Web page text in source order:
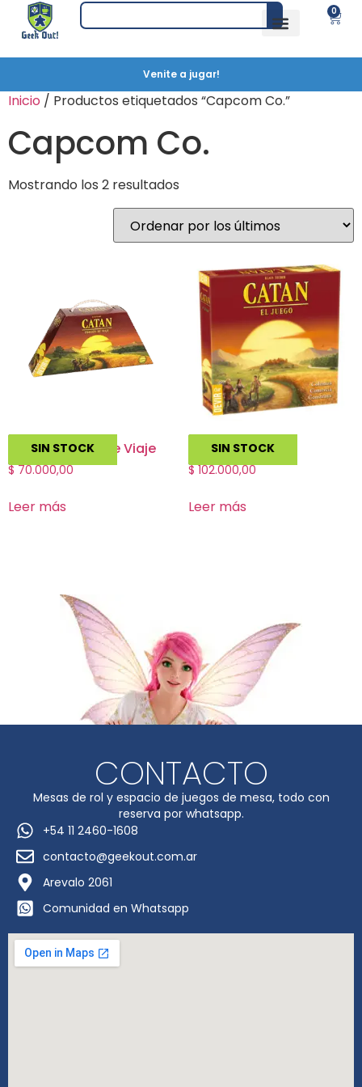
0
Venite a jugar!
Inicio / Productos etiquetados “Capcom Co.”
Capcom Co.
Mostrando los 2 resultados
SIN STOCK
Catan Edición de Viaje
$ 70.000,00
Leer más
SIN STOCK
Catan
$ 102.000,00
Leer más
CONTACTO
Mesas de rol y espacio de juegos de mesa, todo con
reserva por whatsapp.
+54 11 2460-1608
contacto@geekout.com.ar
Arevalo 2061
Comunidad en Whatsapp